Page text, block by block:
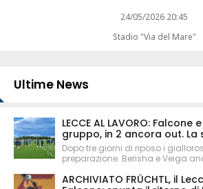
24/05/2026 20:45
Stadio "Via del Mare"
Ultime News
LECCE AL LAVORO:
gruppo, in 2 ancora out. La
Dopo tre giorni di riposo i
preparazione. Berisha e Veiga
ARCHIVIATO FRÜCHTL, il